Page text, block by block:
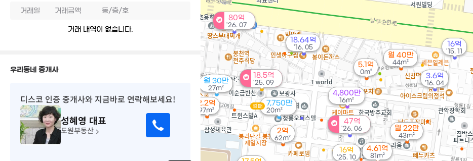
80억
'26. 07
7,750만
20m²
경매
47억
'26. 06 월 22만
43m²
월 30만
27m²
월 40만
44m²
2.2억
97m²
16억
'25. 10
18.5억
'25. 09
2억
62m²
4,800만
16m²
5.1억
0m²
4.61억
81m²
18.64억
'16. 05
3.6억
'16. 04
16억
'15. 11
거래일 거래금액 동/층/호
거래 내역이 없습니다.
우리동네 중개사
디스코 인증 중개사와 지금바로 연락해보세요!
성혜영 대표
도원부동산